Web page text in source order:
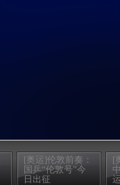
[奥运]伦敦前奏：
国乒“伦敦号”今
日出征
[